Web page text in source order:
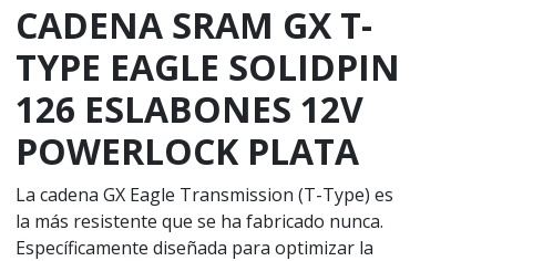
CADENA SRAM GX T-
TYPE EAGLE SOLIDPIN
126 ESLABONES 12V
POWERLOCK PLATA
La cadena GX Eagle Transmission (T-Type) es
la más resistente que se ha fabricado nunca.
Específicamente diseñada para optimizar la